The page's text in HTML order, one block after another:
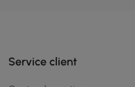
Service client